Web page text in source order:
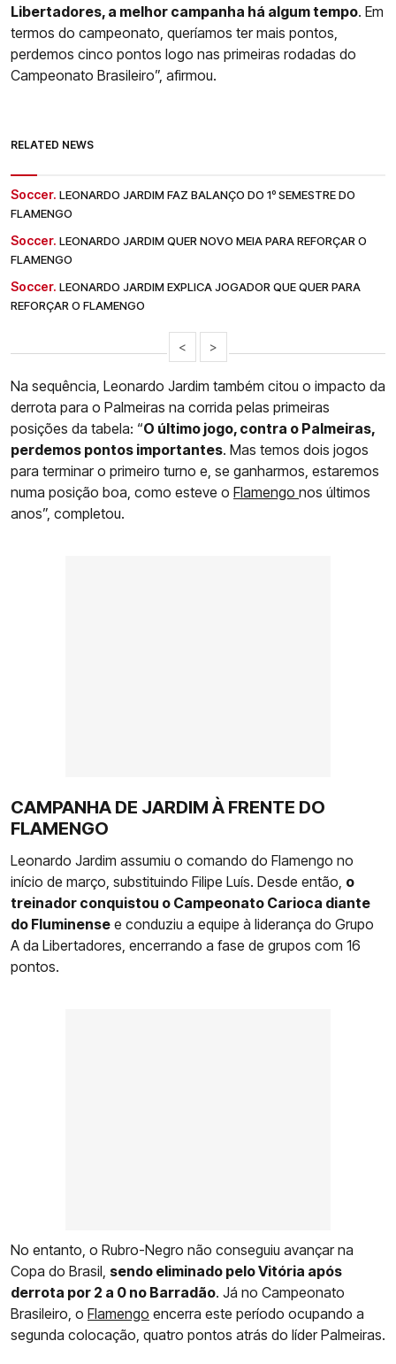
Libertadores, a melhor campanha há algum tempo. Em
termos do campeonato, queríamos ter mais pontos,
perdemos cinco pontos logo nas primeiras rodadas do
Campeonato Brasileiro”, afirmou.
RELATED NEWS
Soccer. LEONARDO JARDIM FAZ BALANÇO DO 1º SEMESTRE DO
FLAMENGO
Soccer. LEONARDO JARDIM QUER NOVO MEIA PARA REFORÇAR O
FLAMENGO
Soccer. LEONARDO JARDIM EXPLICA JOGADOR QUE QUER PARA
REFORÇAR O FLAMENGO
< >
Na sequência, Leonardo Jardim também citou o impacto da
derrota para o Palmeiras na corrida pelas primeiras
posições da tabela: “O último jogo, contra o Palmeiras,
perdemos pontos importantes. Mas temos dois jogos
para terminar o primeiro turno e, se ganharmos, estaremos
numa posição boa, como esteve o Flamengo nos últimos
anos”, completou.
CAMPANHA DE JARDIM À FRENTE DO
FLAMENGO
Leonardo Jardim assumiu o comando do Flamengo no
início de março, substituindo Filipe Luís. Desde então, o
treinador conquistou o Campeonato Carioca diante
do Fluminense e conduziu a equipe à liderança do Grupo
A da Libertadores, encerrando a fase de grupos com 16
pontos.
No entanto, o Rubro-Negro não conseguiu avançar na
Copa do Brasil, sendo eliminado pelo Vitória após
derrota por 2 a 0 no Barradão. Já no Campeonato
Brasileiro, o Flamengo encerra este período ocupando a
segunda colocação, quatro pontos atrás do líder Palmeiras.